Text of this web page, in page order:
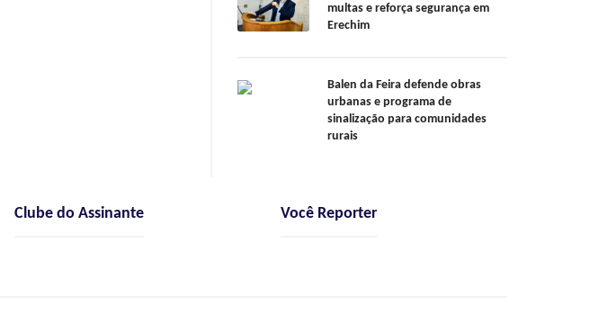
multas e reforça segurança em
Erechim
Balen da Feira defende obras
urbanas e programa de
sinalização para comunidades
rurais
Clube do Assinante Você Reporter